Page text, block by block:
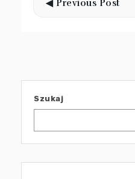
◀ Previous Post
Szukaj